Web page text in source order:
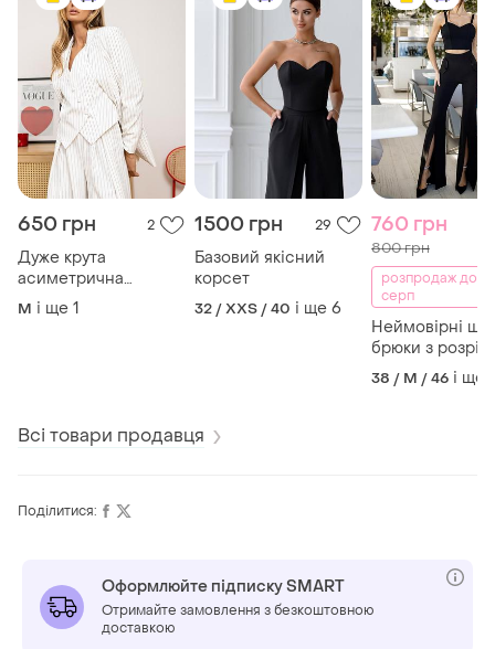
650 грн 2
Дуже крута
асиметрична
жилетка
M і ще 1
1500 грн 29
Базовий якісний
корсет
32 / XXS / 40 і ще 6
760 грн
800 грн
розпродаж до
серп
Неймовірні
брюки з
38 / M / 46 і ще
Всі товари продавця
Поділитися:
Оформлюйте підписку SMART
Отримайте замовлення з безкоштовною
доставкою